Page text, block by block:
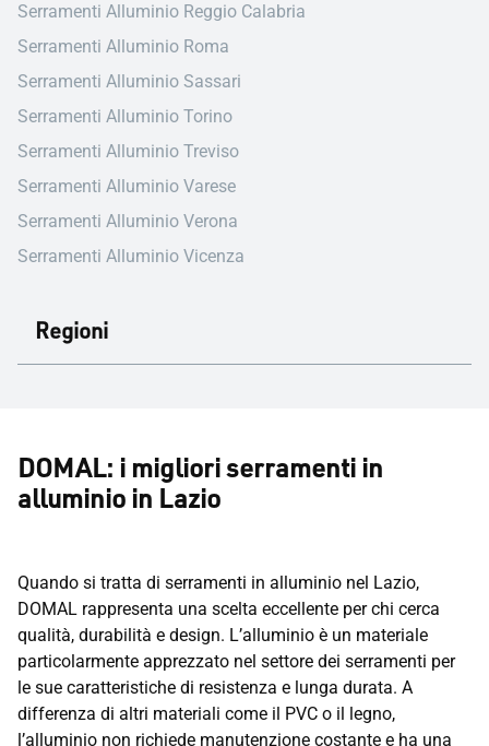
Serramenti Alluminio Reggio Calabria
Serramenti Alluminio Roma
Serramenti Alluminio Sassari
Serramenti Alluminio Torino
Serramenti Alluminio Treviso
Serramenti Alluminio Varese
Serramenti Alluminio Verona
Serramenti Alluminio Vicenza
Regioni
DOMAL: i migliori serramenti in
alluminio in Lazio
Quando si tratta di serramenti in alluminio nel Lazio,
DOMAL rappresenta una scelta eccellente per chi cerca
qualità, durabilità e design. L’alluminio è un materiale
particolarmente apprezzato nel settore dei serramenti per
le sue caratteristiche di resistenza e lunga durata. A
differenza di altri materiali come il PVC o il legno,
l’alluminio non richiede manutenzione costante e ha una